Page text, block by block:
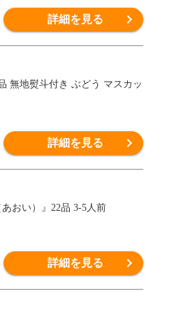
詳細を見る
無地熨斗付き ぶどう マスカッ
詳細を見る
おい）』22品 3-5人前
詳細を見る